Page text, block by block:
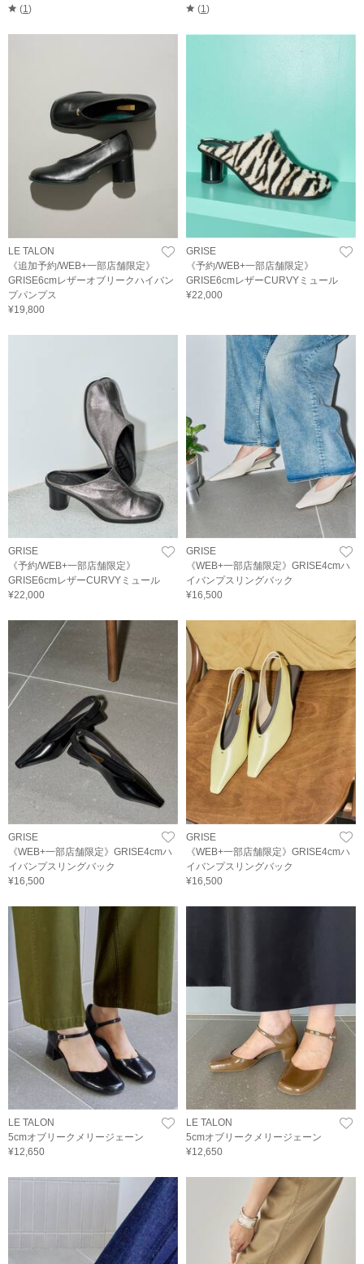
(1)
(1)
LE TALON
《追加予約/WEB+一部店舗限定》
GRISE6cmレザーオブリークハイバン
プパンプス
¥19,800
GRISE
《予約/WEB+一部店舗限定》
GRISE6cmレザーCURVYミュール
¥22,000
GRISE
《予約/WEB+一部店舗限定》
GRISE6cmレザーCURVYミュール
¥22,000
GRISE
《WEB+一部店舗限定》GRISE4cmハ
イバンプスリングバック
¥16,500
GRISE
《WEB+一部店舗限定》GRISE4cmハ
イバンプスリングバック
¥16,500
GRISE
《WEB+一部店舗限定》GRISE4cmハ
イバンプスリングバック
¥16,500
LE TALON
5cmオブリークメリージェーン
¥12,650
LE TALON
5cmオブリークメリージェーン
¥12,650